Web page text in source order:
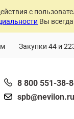
с
Вы
Закупки 44 и
8 800 551-38-
spb@nevilon.ru